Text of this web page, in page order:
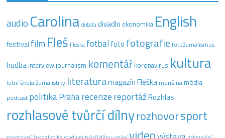
audio Carolina debata divadlo ekonomika English
festival film Fleš Fleška fotbal foto fotografie fotožurnalismus
hudba interview journalism komentář koronavirus kultura
letní škola žurnalistiky literaturamagazín Fleška menšinamédia
podcast politikaPraharecenzereportážRozhlas
rozhlasové tvůrčí dílnyrozhovorsport